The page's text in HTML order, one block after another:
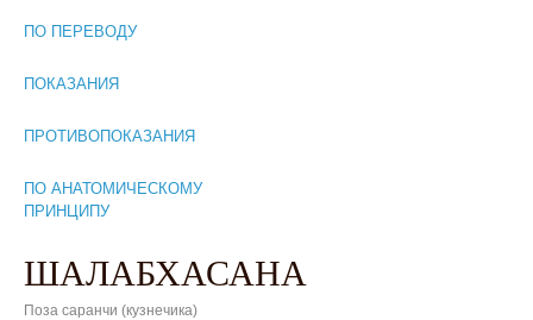
ПО ПЕРЕВОДУ
ПОКАЗАНИЯ
ПРОТИВОПОКАЗАНИЯ
ПО АНАТОМИЧЕСКОМУ
ПРИНЦИПУ
ШАЛАБХАСАНА
Поза саранчи (кузнечика)